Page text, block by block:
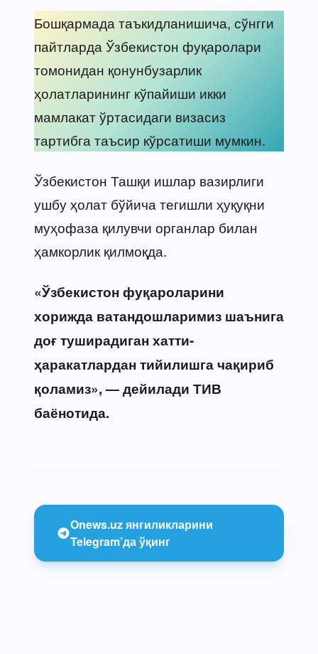
Бошқармада таъкидланишича, сўнгги
пайтларда Ўзбекистон фуқаролари
томонидан қонунбузарлик
ҳолатларининг кўпайиши икки
мамлакат ўртасидаги визасиз
тартибга таъсир кўрсатиши мумкин.
Ўзбекистон Ташқи ишлар вазирлиги
ушбу ҳолат бўйича тегишли ҳуқуқни
муҳофаза қилувчи органлар билан
ҳамкорлик қилмоқда.
«Ўзбекистон фуқароларини
хорижда ватандошларимиз шаънига
доғ туширадиган хатти-
ҳаракатлардан тийилишга чақириб
қоламиз», — дейилади ТИВ
баёнотида.
Onews.uz янгиликларини
Telegram’да ўқинг